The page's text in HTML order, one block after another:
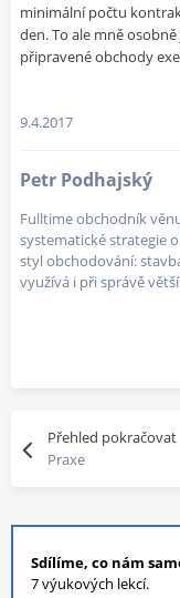
minimální počtu
den. To ale mně
připravené obchody
9.4.2017
Petr Podhajský
Fulltime obchodník
systematické strategie
styl obchodování:
využívá i při správě
Přehled pokračovat
Praxe
Sdílíme, co nám
7 výukových lekcí.